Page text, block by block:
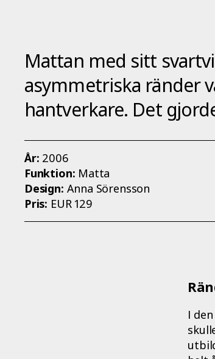
Mattan med sitt
asymmetriska ränder
hantverkare. Det
År: 2006
Funktion: Matta
Design: Anna Sörensson
Pris: EUR 129
I